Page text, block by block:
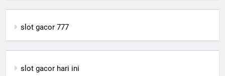
slot gacor 777
slot gacor hari ini